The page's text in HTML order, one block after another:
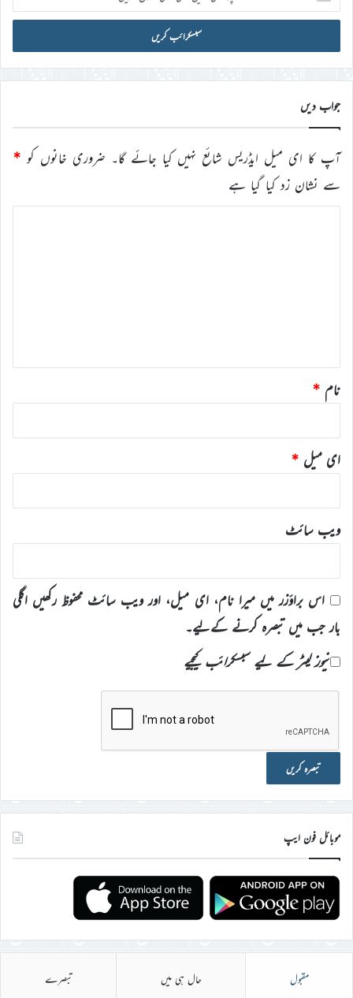
میل
ڈی
درج
کریں
جواب دیں
آپ کا ای میل ایڈریس شائع نہیں کیا جائے گا۔ ضروری خانوں کو *
سے نشان زد کیا گیا ہے
نام *
ای میل *
ویب‌ سائٹ
اس براؤزر میں میرا نام، ای میل، اور ویب سائٹ محفوظ رکھیں اگلی
بار جب میں تبصرہ کرنے کےلیے۔
نیوز لیٹر کے لیے سبسکرائب کیجیے
موبائل فون ایپ
مقبول حال ہی میں تبصرے